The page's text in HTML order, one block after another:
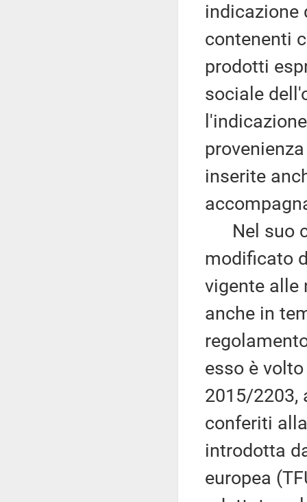
indicazione
contenenti
prodotti
sociale
inserite
Nel suo
modificato
vigente alle
anche in
esso è
2015/2203,
conferiti
introdotta
europea